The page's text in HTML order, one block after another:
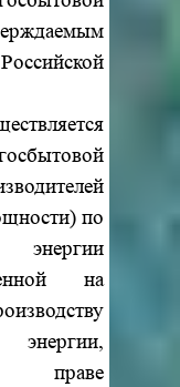
по
энергии
на
праве